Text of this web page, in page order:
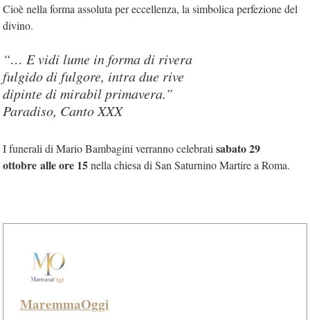
Cioè nella forma assoluta per eccellenza, la simbolica perfezione del
divino.
“… E vidi lume in forma di rivera
fulgido di fulgore, intra due rive
dipinte di mirabil primavera.”
Paradiso, Canto XXX
I funerali di Mario Bambagini verranno celebrati sabato 29
ottobre alle ore 15nella chiesa di San Saturnino Martire a Roma.
MaremmaOggi